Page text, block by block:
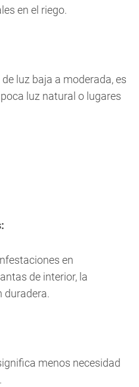
en el riego.
luz baja a moderada, es
luz natural o lugares
en
de interior, la
duradera.
menos necesidad